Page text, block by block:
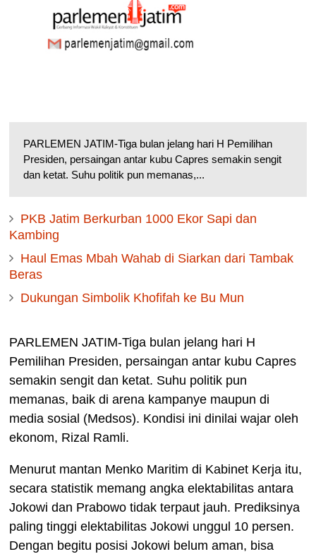
PARLEMEN JATIM-Tiga bulan jelang hari H Pemilihan
Presiden, persaingan antar kubu Capres semakin sengit
dan ketat. Suhu politik pun memanas,...
PKB Jatim Berkurban 1000 Ekor Sapi dan
Kambing
Haul Emas Mbah Wahab di Siarkan dari Tambak
Beras
Dukungan Simbolik Khofifah ke Bu Mun
PARLEMEN JATIM-Tiga bulan jelang hari H
Pemilihan Presiden, persaingan antar kubu Capres
semakin sengit dan ketat. Suhu politik pun
memanas, baik di arena kampanye maupun di
media sosial (Medsos). Kondisi ini dinilai wajar oleh
ekonom, Rizal Ramli.
Menurut mantan Menko Maritim di Kabinet Kerja itu,
secara statistik memang angka elektabilitas antara
Jokowi dan Prabowo tidak terpaut jauh. Prediksinya
paling tinggi elektabilitas Jokowi unggul 10 persen.
Dengan begitu posisi Jokowi belum aman, bisa